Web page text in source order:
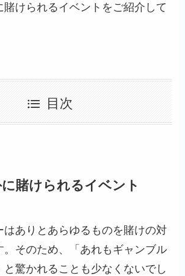
賭けられるイベントをご紹介して
目次
賭けられるイベント
はありとあらゆるものを賭けの対
。そのため、「あれもギャンブル
と驚かれることも少なくないでし